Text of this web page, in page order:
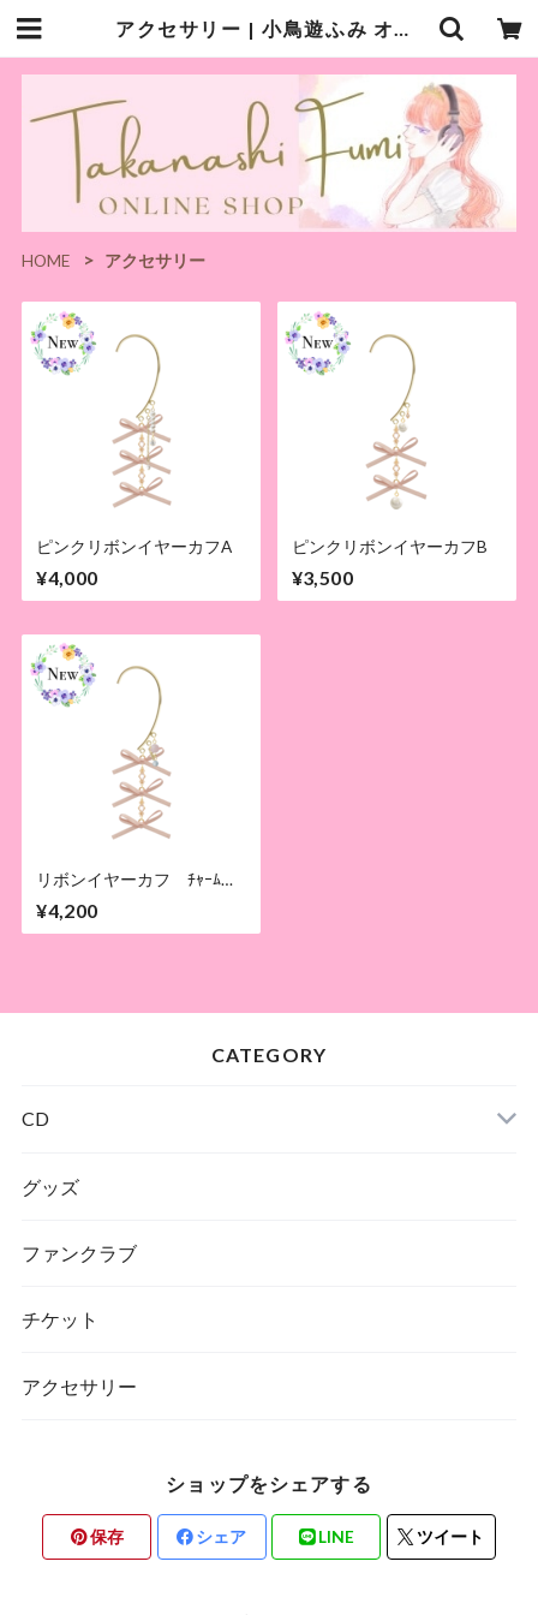
アクセサリー | 小鳥遊ふみ オンラインショップ
HOME アクセサリー
ピンクリボンイヤーカフA
¥4,000
ピンクリボンイヤーカフB
¥3,500
リボンイヤーカフ ﾁｬｰﾑ：
¥4,200
CATEGORY
CD
グッズ
ファンクラブ
チケット
アクセサリー
ショップをシェアする
保存 シェア LINE ツイート